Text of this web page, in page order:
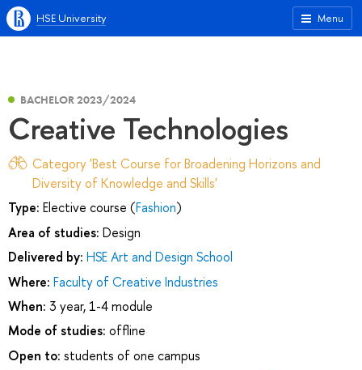
Menu
HSE University
BACHELOR 2023/2024
Сreative Technologies
Category 'Best Course for Broadening Horizons and
Diversity of Knowledge and Skills'
Type: Elective course (Fashion)
Area of studies: Design
Delivered by: HSE Art and Design School
Where: Faculty of Creative Industries
When: 3 year, 1-4 module
Mode of studies: offline
Open to: students of one campus